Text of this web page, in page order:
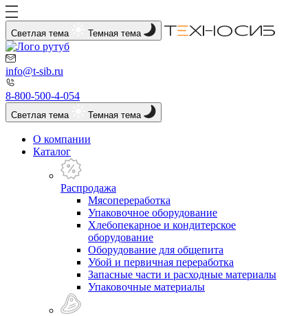
Светлая тема Темная тема
info@t-sib.ru
8-800-500-4-054
Светлая тема Темная тема
О компании
Каталог
Распродажа
Мясопереработка
Упаковочное оборудование
Хлебопекарное и кондитерское
оборудование
Оборудование для общепита
Убой и первичная переработка
Запасные части и расходные материалы
Упаковочные материалы